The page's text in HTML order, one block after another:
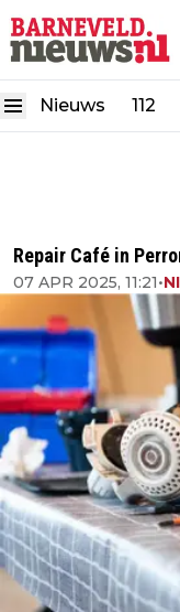
Nieuws 112
Repair Café in
07 APR 2025, 11:21•